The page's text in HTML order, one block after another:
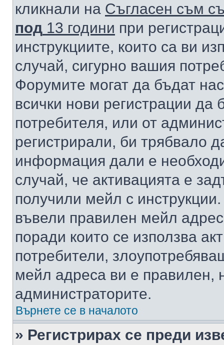
кликнали на Съгласен съм
под 13 години при
инструкциите, които са ви
случай, сигурно вашия
Форумите могат да бъдат
всички нови регистрации да
потребителя, или от
регистрирали, би трябвало
информация дали е
случай, че активацията е
получили мейл с
въвели правилен мейл
поради които се използва
потребители,
мейл адреса ви е правилен,
администраторите.
Върнете се в началото
» Регистрирах се преди